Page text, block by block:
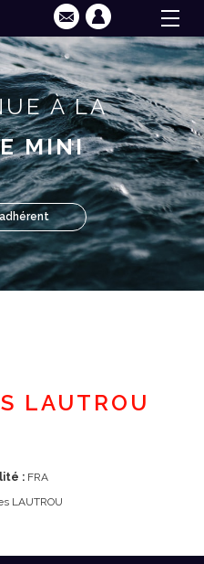
À LA
MINI
LAUTROU
:FRA